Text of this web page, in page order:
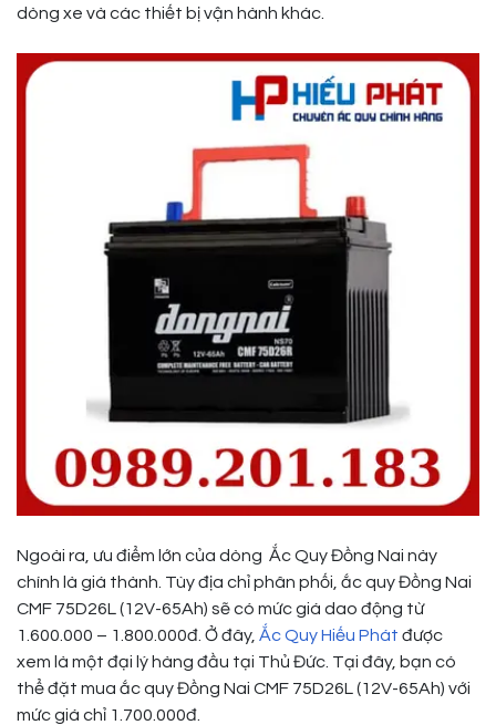
dòng xe và các thiết bị vận hành khác.
Ngoài ra, ưu điểm lớn của dòng Ắc Quy Đồng Nai này
chính là giá thành. Tùy địa chỉ phân phối, ắc quy Đồng Nai
CMF 75D26L (12V-65Ah) sẽ có mức giá dao động từ
1.600.000 – 1.800.000đ. Ở đây, Ắc Quy Hiếu Phát được
xem là một đại lý hàng đầu tại Thủ Đức. Tại đây, bạn có
thể đặt mua ắc quy Đồng Nai CMF 75D26L (12V-65Ah) với
mức giá chỉ 1.700.000đ.